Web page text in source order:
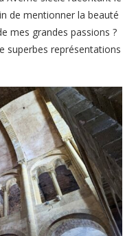
de mentionner la beauté
mes grandes passions ?
superbes représentations